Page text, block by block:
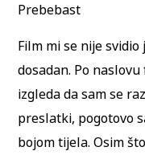
Prebebast
Film mi se nije
dosadan. Po
izgleda da sam se
preslatki, pogotovo
bojom tijela. Osim